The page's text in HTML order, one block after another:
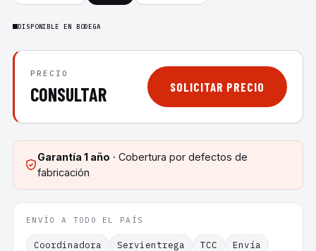
DISPONIBLE EN BODEGA
PRECIO
CONSULTAR SOLICITAR PRECIO
Garantía 1 año · Cobertura por defectos de
fabricación
ENVÍO A TODO EL PAÍS
Coordinadora Servientrega TCC Envía